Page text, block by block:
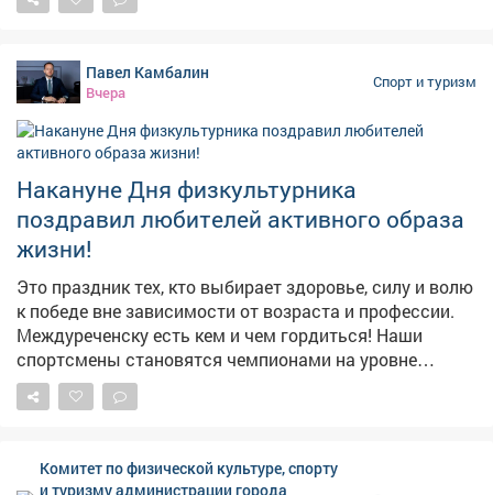
Павел Камбалин
Вчера
Спорт и туризм
Накануне Дня физкультурника
поздравил любителей активного образа
жизни!
Это праздник тех, кто выбирает здоровье, силу и волю
к победе вне зависимости от возраста и профессии.
Междуреченску есть кем и чем гордиться! Наши
спортсмены становятся чемпионами на уровне
региона и страны, прославляют город на
международных чемпионатах и турнирах. Желаю им
достижений. Особая признательность - тренерам и
Комитет по физической культуре, спорту
и туризму администрации города